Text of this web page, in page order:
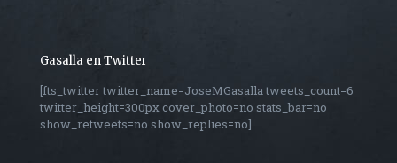
Gasalla en Twitter
[fts_twitter twitter_name=JoseMGasalla tweets_count=6
twitter_height=300px cover_photo=no stats_bar=no
show_retweets=no show_replies=no]